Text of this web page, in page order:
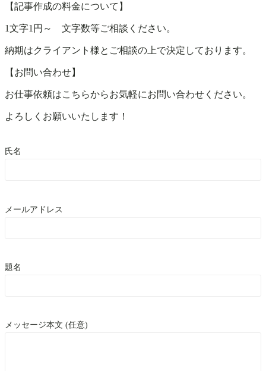
【記事作成の料金について】
1文字1円～ 文字数等ご相談ください。
納期はクライアント様とご相談の上で決定しております。
【お問い合わせ】
お仕事依頼はこちらからお気軽にお問い合わせください。
よろしくお願いいたします！
氏名
メールアドレス
題名
メッセージ本文 (任意)